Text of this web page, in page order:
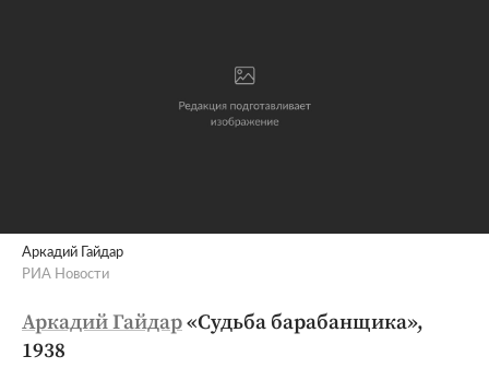
Аркадий Гайдар
РИА Новости
Аркадий Гайдар«Судьба барабанщика»,
1938